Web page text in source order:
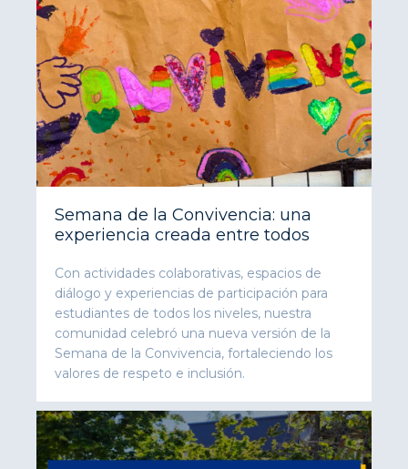
Semana de la Convivencia: una
experiencia creada entre todos
Con actividades colaborativas, espacios de
diálogo y experiencias de participación para
estudiantes de todos los niveles, nuestra
comunidad celebró una nueva versión de la
Semana de la Convivencia, fortaleciendo los
valores de respeto e inclusión.